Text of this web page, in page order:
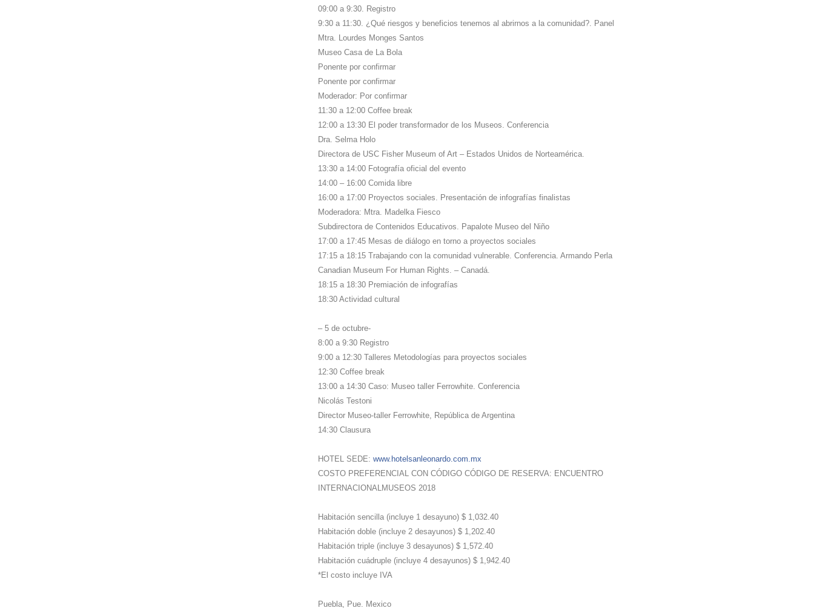
09:00 a 9:30. Registro
9:30 a 11:30. ¿Qué riesgos y beneficios tenemos al abrirnos a la comunidad?. Panel
Mtra. Lourdes Monges Santos
Museo Casa de La Bola
Ponente por confirmar
Ponente por confirmar
Moderador: Por confirmar
11:30 a 12:00 Coffee break
12:00 a 13:30 El poder transformador de los Museos. Conferencia
Dra. Selma Holo
Directora de USC Fisher Museum of Art – Estados Unidos de Norteamérica.
13:30 a 14:00 Fotografía oficial del evento
14:00 – 16:00 Comida libre
16:00 a 17:00 Proyectos sociales. Presentación de infografías finalistas
Moderadora: Mtra. Madelka Fiesco
Subdirectora de Contenidos Educativos. Papalote Museo del Niño
17:00 a 17:45 Mesas de diálogo en torno a proyectos sociales
17:15 a 18:15 Trabajando con la comunidad vulnerable. Conferencia. Armando Perla
Canadian Museum For Human Rights. – Canadá.
18:15 a 18:30 Premiación de infografías
18:30 Actividad cultural
– 5 de octubre-
8:00 a 9:30 Registro
9:00 a 12:30 Talleres Metodologías para proyectos sociales
12:30 Coffee break
13:00 a 14:30 Caso: Museo taller Ferrowhite. Conferencia
Nicolás Testoni
Director Museo-taller Ferrowhite, República de Argentina
14:30 Clausura
HOTEL SEDE:www.hotelsanleonardo.com.mx
COSTO PREFERENCIAL CON CÓDIGO CÓDIGO DE RESERVA: ENCUENTRO
INTERNACIONALMUSEOS 2018
Habitación sencilla (incluye 1 desayuno) $ 1,032.40
Habitación doble (incluye 2 desayunos) $ 1,202.40
Habitación triple (incluye 3 desayunos) $ 1,572.40
Habitación cuádruple (incluye 4 desayunos) $ 1,942.40
*El costo incluye IVA
Puebla, Pue. Mexico